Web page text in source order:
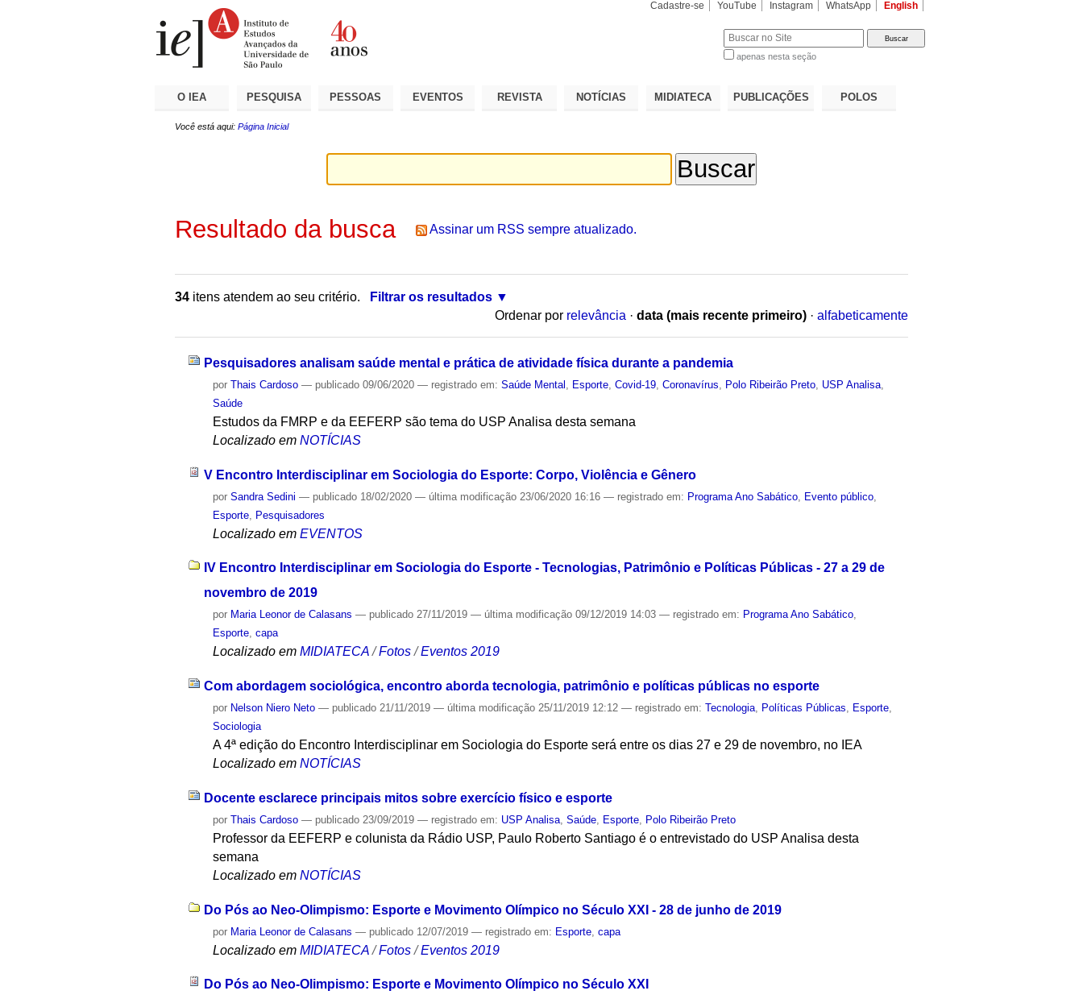
Cadastre-se YouTube Instagram WhatsApp English
apenas nesta seção
O IEA PESQUISA PESSOAS EVENTOS REVISTA NOTÍCIAS MIDIATECA PUBLICAÇÕES POLOS
Você está aqui: Página Inicial
Resultado da busca Assinar um RSS sempre atualizado.
34 itens atendem ao seu critério.
Filtrar os resultados
Ordenar por relevância · data (mais recente primeiro) · alfabeticamente
Pesquisadores analisam saúde mental e prática de atividade física durante a pandemia
porThais Cardoso — publicado 09/06/2020— registrado em:Saúde Mental Esporte ,Covid-19 ,Coronavírus Polo Ribeirão Preto USP Analisa
Saúde
Estudos da FMRP e da EEFERP são tema do USP Analisa desta semana
Localizado em NOTÍCIAS
V Encontro Interdisciplinar em Sociologia do Esporte: Corpo, Violência e Gênero
porSandra Sedini — publicado 18/02/2020— última modificação 23/06/2020 16:16— registrado em: Programa Ano Sabático Evento público
Esporte Pesquisadores
Localizado em EVENTOS
IV Encontro Interdisciplinar em Sociologia do Esporte - Tecnologias, Patrimônio e Políticas Públicas - 27 a 29 de
novembro de 2019
por Maria Leonor de Calasans — publicado 27/11/2019— última modificação 09/12/2019 14:03— registrado em: Programa Ano Sabático,
Esporte,capa
Localizado em MIDIATECA /Fotos /Eventos 2019
Com abordagem sociológica, encontro aborda tecnologia, patrimônio e políticas públicas no esporte
por Nelson Niero Neto — publicado 21/11/2019— última modificação 25/11/2019 12:12— registrado em:Tecnologia, Políticas Públicas, Esporte,
Sociologia
A 4ª edição do Encontro Interdisciplinar em Sociologia do Esporte será entre os dias 27 e 29 de novembro, no IEA
Localizado em NOTÍCIAS
Docente esclarece principais mitos sobre exercício físico e esporte
porThais Cardoso — publicado 23/09/2019— registrado em: USP Analisa ,Saúde Esporte Polo Ribeirão Preto
Professor da EEFERP e colunista da Rádio USP, Paulo Roberto Santiago é o entrevistado do USP Analisa desta
semana
Localizado em NOTÍCIAS
Do Pós ao Neo-Olimpismo: Esporte e Movimento Olímpico no Século XXI - 28 de junho de 2019
por Maria Leonor de Calasans — publicado 12/07/2019— registrado em: Esporte ,capa
Localizado em MIDIATECA /Fotos /Eventos 2019
Do Pós ao Neo-Olimpismo: Esporte e Movimento Olímpico no Século XXI